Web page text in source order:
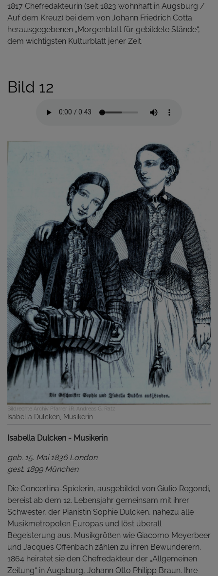
1817 Chefredakteurin (seit 1823 wohnhaft in Augsburg /
Auf dem Kreuz) bei dem von Johann Friedrich Cotta
herausgegebenen „Morgenblatt für gebildete Stände“,
dem wichtigsten Kulturblatt jener Zeit.
Bild 12
Bildrechte Archiv Pfarrer i.R. Andreas G. Ratz
Isabella Dulcken, Musikerin
Isabella Dulcken - Musikerin
geb. 15. Mai 1836 London
gest. 1899 München
Die Concertina-Spielerin, ausgebildet von Giulio Regondi,
bereist ab dem 12. Lebensjahr gemeinsam mit ihrer
Schwester, der Pianistin Sophie Dulcken, nahezu alle
Musikmetropolen Europas und löst überall
Begeisterung aus. Musikgrößen wie Giacomo Meyerbeer
und Jacques Offenbach zählen zu ihren Bewunderern.
1864 heiratet sie den Chefredakteur der „Allgemeinen
Zeitung“ in Augsburg, Johann Otto Philipp Braun. Ihre